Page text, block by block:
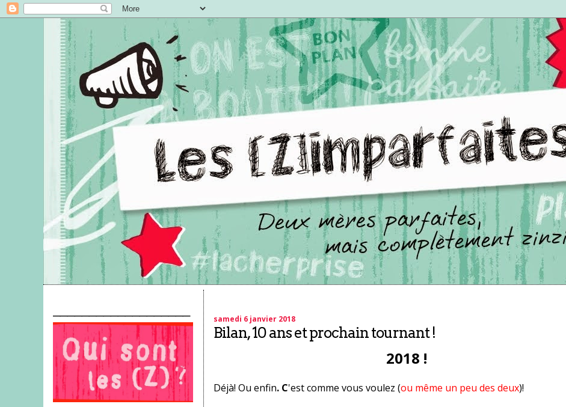
samedi 6 janvier 2018
Bilan, 10 ans et prochain tournant !
2018 !
Déjà! Ou enfin. C'est comme vous voulez (ou même un peu des deux)!